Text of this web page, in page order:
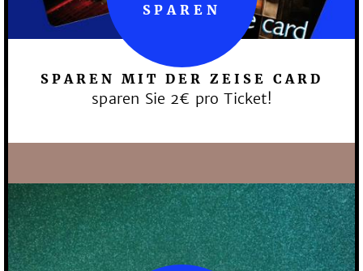
SPAREN MIT DER ZEISE CARD
sparen Sie 2€ pro Ticket!
SPAREN